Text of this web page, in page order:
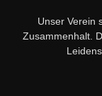
Unser Verein
Zusammenhalt.